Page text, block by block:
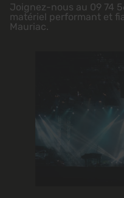
Joignez-nous au 09 74
matériel performant et
Mauriac.